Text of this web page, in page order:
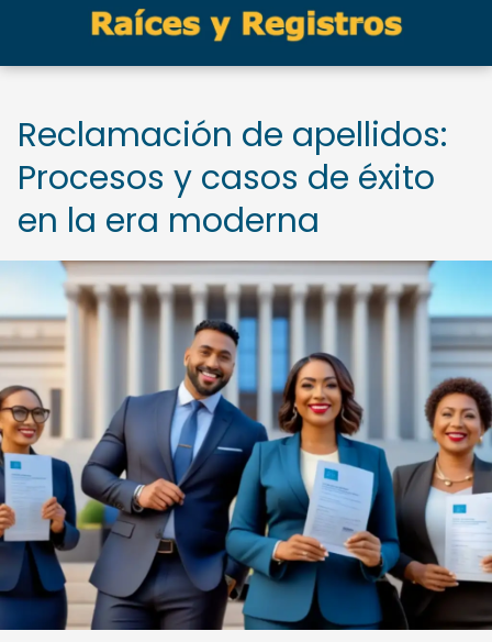
Reclamación de apellidos:
Procesos y casos de éxito
en la era moderna